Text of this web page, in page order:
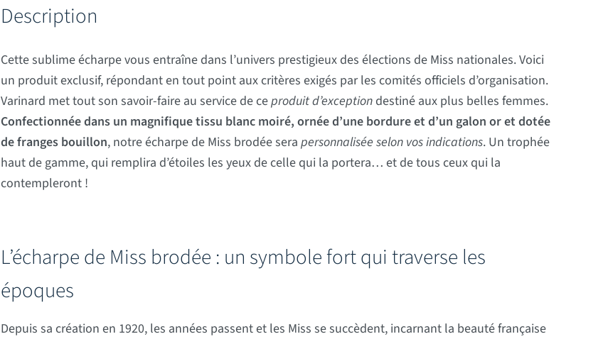
Description
Cette sublime écharpe vous entraîne dans l’univers prestigieux des élections de Miss nationales. Voici
un produit exclusif, répondant en tout point aux critères exigés par les comités officiels d’organisation.
Varinard met tout son savoir-faire au service de ceproduit d’exceptiondestiné aux plus belles femmes.
Confectionnée dans un magnifique tissu blanc moiré, ornée d’une bordure et d’un galon or et dotée
de franges bouillon, notre écharpe de Miss brodée sera personnalisée selon vos indications. Un trophée
haut de gamme, qui remplira d’étoiles les yeux de celle qui la portera… et de tous ceux qui la
contempleront !
L’écharpe de Miss brodée : un symbole fort qui traverse les
époques
Depuis sa création en 1920, les années passent et les Miss se succèdent, incarnant la beauté française